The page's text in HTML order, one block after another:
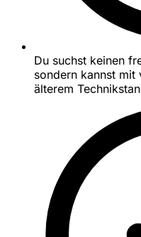
Du suchst keinen
sondern kannst mit
älterem